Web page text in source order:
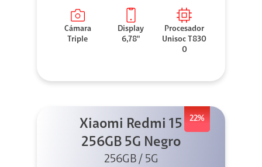
Cámara
Triple
Display
6,78"
Procesador
Unisoc T830
0
22%
Xiaomi Redmi 15
256GB 5G Negro
256GB / 5G